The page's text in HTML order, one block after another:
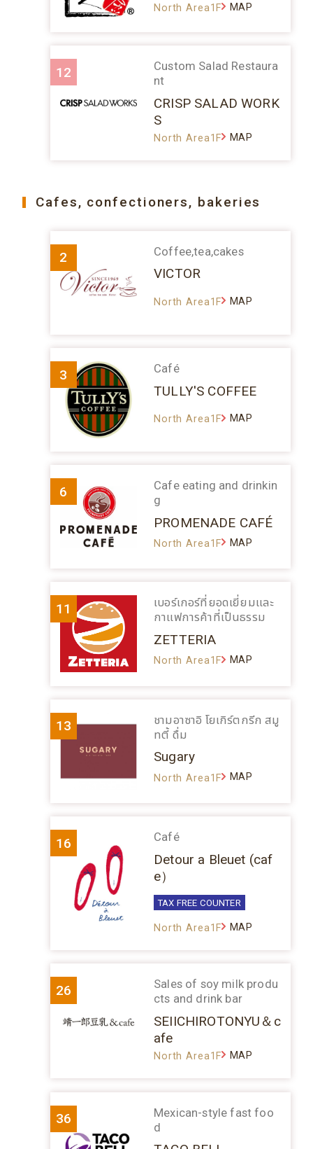
North Area1F MAP
12
Custom Salad Restaura
nt
CRISP SALAD WORK
S
North Area1F MAP
Cafes, confectioners, bakeries
2 Coffee,tea,cakes
VICTOR
North Area1F MAP
3 Café
TULLY'S COFFEE
North Area1F MAP
6
Cafe eating and drinkin
g
PROMENADE CAFÉ
North Area1F MAP
11
เบอร์เกอร์ที่ยอดเยี่ยมและ
กาแฟการค้าที่เป็นธรรม
ZETTERIA
North Area1F MAP
13
ชามอาซาอิ โยเกิร์ตกรีก สมู
ทตี้ ดื่ม
Sugary
North Area1F MAP
16 Café
Detour a Bleuet (caf
e）
TAX FREE COUNTER
North Area1F MAP
26
Sales of soy milk produ
cts and drink bar
SEIICHIROTONYU＆c
afe
North Area1F MAP
36
Mexican-style fast foo
d